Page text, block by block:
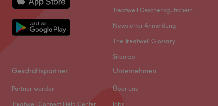
Treatwell Geschenkgutschein
Newsletter Anmeldung
The Treatwell Glossary
Sitemap
Geschäftspartner
Partner werden
Treatwell Connect Help Center
Unternehmen
Über uns
Jobs